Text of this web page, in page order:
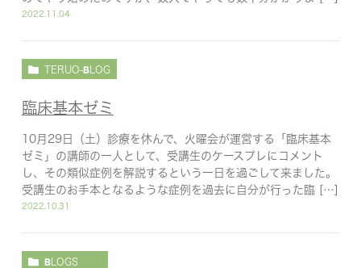
2022.11.04
TERUO-BLOG
臨床基本ゼミ
10月29日（土）診療を休んで、火曜会が運営する「臨床基本
ゼミ」の講師の一人として、受講生のケースプレにコメント
し、その類似症例を解説するという一日を過ごして来ました。
受講生のお手本となるような症例を過去に自分が行った臨 […]
2022.10.31
BLOGS